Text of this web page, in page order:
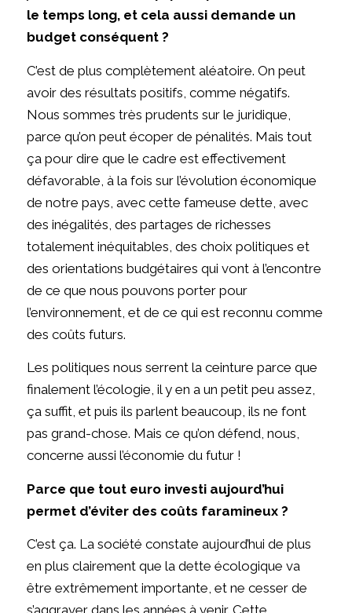
le temps long, et cela aussi demande un
budget conséquent ?
C’est de plus complètement aléatoire. On peut
avoir des résultats positifs, comme négatifs.
Nous sommes très prudents sur le juridique,
parce qu’on peut écoper de pénalités. Mais tout
ça pour dire que le cadre est effectivement
défavorable, à la fois sur l’évolution économique
de notre pays, avec cette fameuse dette, avec
des inégalités, des partages de richesses
totalement inéquitables, des choix politiques et
des orientations budgétaires qui vont à l’encontre
de ce que nous pouvons porter pour
l’environnement, et de ce qui est reconnu comme
des coûts futurs.
Les politiques nous serrent la ceinture parce que
finalement l’écologie, il y en a un petit peu assez,
ça suffit, et puis ils parlent beaucoup, ils ne font
pas grand-chose. Mais ce qu’on défend, nous,
concerne aussi l’économie du futur !
Parce que tout euro investi aujourd’hui
permet d’éviter des coûts faramineux ?
C’est ça. La société constate aujourd’hui de plus
en plus clairement que la dette écologique va
être extrêmement importante, et ne cesser de